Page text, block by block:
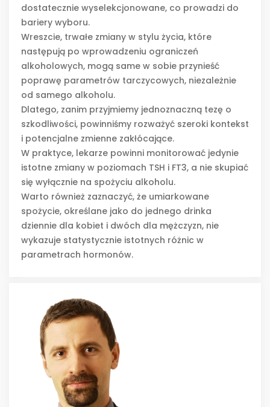
dostatecznie wyselekcjonowane, co prowadzi do
bariery wyboru.
Wreszcie, trwałe zmiany w stylu życia, które
następują po wprowadzeniu ograniczeń
alkoholowych, mogą same w sobie przynieść
poprawę parametrów tarczycowych, niezależnie
od samego alkoholu.
Dlatego, zanim przyjmiemy jednoznaczną tezę o
szkodliwości, powinniśmy rozważyć szeroki kontekst
i potencjalne zmienne zakłócające.
W praktyce, lekarze powinni monitorować jedynie
istotne zmiany w poziomach TSH i FT3, a nie skupiać
się wyłącznie na spożyciu alkoholu.
Warto również zaznaczyć, że umiarkowane
spożycie, określane jako do jednego drinka
dziennie dla kobiet i dwóch dla mężczyzn, nie
wykazuje statystycznie istotnych różnic w
parametrach hormonów.